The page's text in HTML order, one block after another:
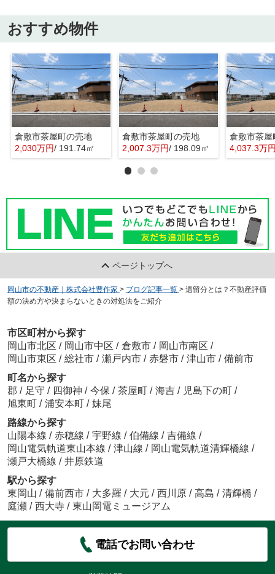
おすすめ物件
倉敷市茶屋町の売地
2,030万円/ 191.74㎡
倉敷市茶屋町の売地
2,007.3万円/ 198.09㎡
倉敷市茶屋
4,037.3万
ページトップへ
岡山市の不動産｜株式会社豊作家 > ブログ記事一覧 > 遺留分とは？不動産評価
額の決め方や決まらないときの対処法をご紹介
市区町村から探す
岡山市北区 / 岡山市中区 / 倉敷市 / 岡山市南区 /
岡山市東区 / 総社市 / 瀬戸内市 / 赤磐市 / 津山市 / 備前市
町名から探す
郡 / 足守 / 四御神 / 今保 / 茶屋町 / 海吉 / 児島下の町 /
旭東町 / 浦安本町 / 妹尾
路線から探す
山陽本線 / 赤穂線 / 宇野線 / 伯備線 / 吉備線 /
岡山電気軌道東山本線 / 津山線 / 岡山電気軌道清輝橋線 /
瀬戸大橋線 / 井原鉄道
駅から探す
東岡山 / 備前西市 / 大多羅 / 大元 / 西川原 / 高島 / 清輝橋 /
庭瀬 / 西大寺 / 東山岡電ミュージアム
電話でお問い合わせ